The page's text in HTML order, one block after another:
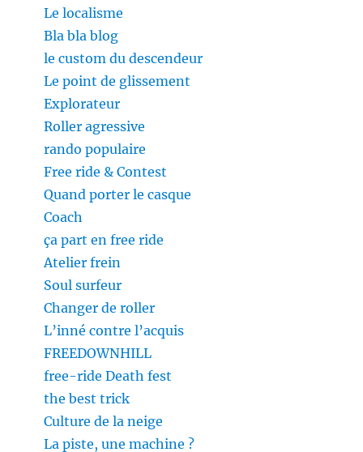
Le localisme
Bla bla blog
le custom du descendeur
Le point de glissement
Explorateur
Roller agressive
rando populaire
Free ride & Contest
Quand porter le casque
Coach
ça part en free ride
Atelier frein
Soul surfeur
Changer de roller
L’inné contre l’acquis
FREEDOWNHILL
free-ride Death fest
the best trick
Culture de la neige
La piste, une machine ?